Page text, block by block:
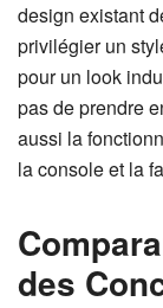
design existant
privilégier un
pour un look
pas de prendre
aussi la
la console et la
des